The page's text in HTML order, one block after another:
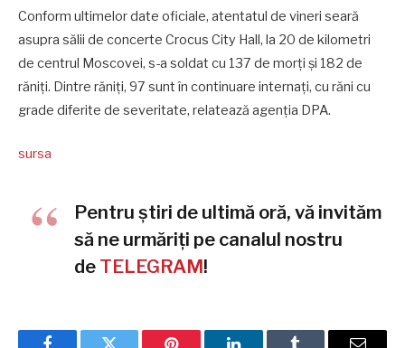
Conform ultimelor date oficiale, atentatul de vineri seară
asupra sălii de concerte Crocus City Hall, la 20 de kilometri
de centrul Moscovei, s-a soldat cu 137 de morţi şi 182 de
răniţi. Dintre răniţi, 97 sunt în continuare internaţi, cu răni cu
grade diferite de severitate, relatează agenţia DPA.
sursa
Pentru știri de ultimă oră, vă invităm
să ne urmăriți pe canalul nostru
de TELEGRAM!